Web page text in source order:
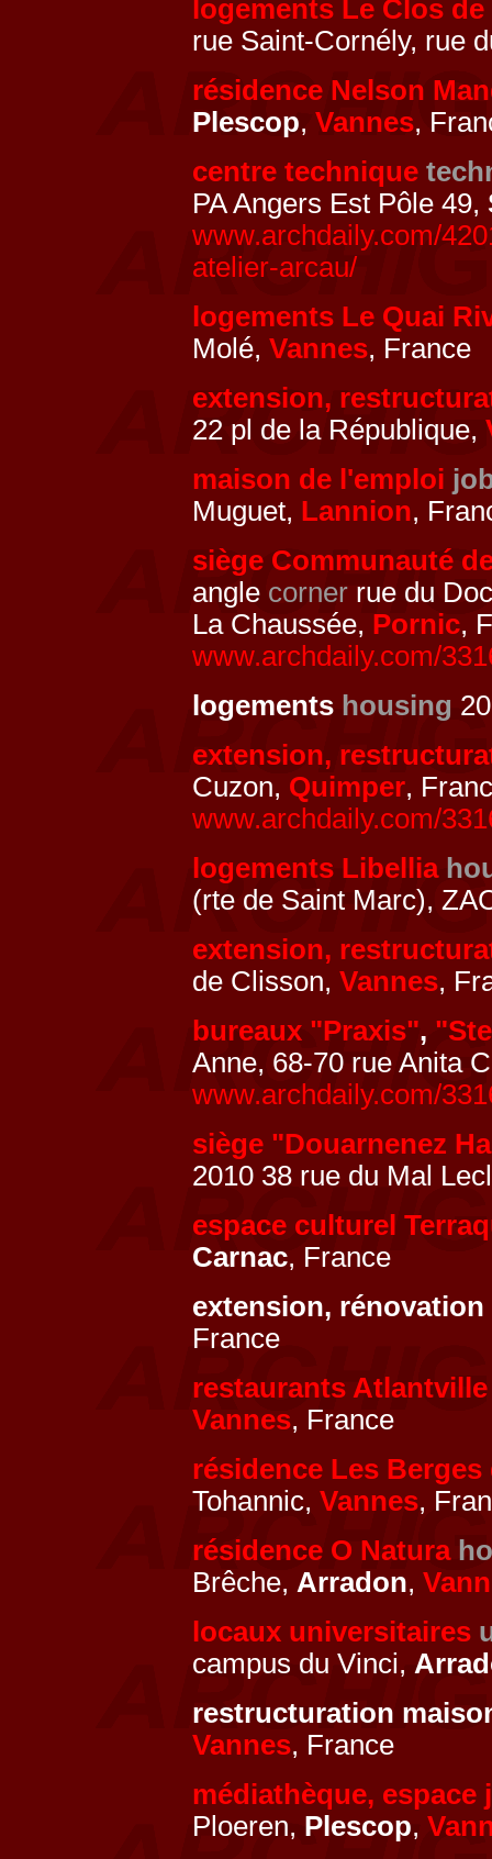
logements Le Clos de
rue Saint-Cornély, rue
résidence Nelson
Plescop, Vannes,
centre technique
PA Angers Est Pôle 49,
www.archdaily.com/
atelier-arcau/
logements Le Quai
Molé, Vannes, France
extension,
22 pl de la République,
maison de l'emploi
Muguet, Lannion,
siège Communauté
angle corner rue du
La Chaussée, Pornic,
www.archdaily.com/
logements housing
extension,
Cuzon, Quimper,
www.archdaily.com/
logements Libellia
(rte de Saint Marc),
extension,
de Clisson, Vannes,
bureaux "Praxis",
Anne, 68-70 rue Anita
www.archdaily.com/
siège "Douarnenez
2010 38 rue du Mal
espace culturel
Carnac, France
extension,
France
restaurants Atlantville
Vannes, France
résidence Les
Tohannic, Vannes,
résidence O Natura
Brêche, Arradon,
locaux universitaires
campus du Vinci,
restructuration
Vannes, France
médiathèque, espace
Ploeren, Plescop,